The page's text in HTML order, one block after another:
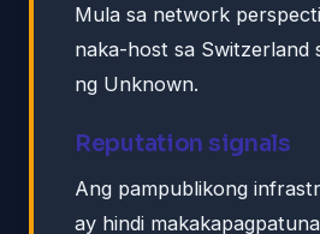
Mula sa network
naka-host sa Switzerland
ng Unknown.
Reputation signals
Ang pampublikong
ay hindi